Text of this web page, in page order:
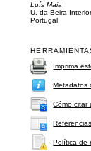
Luís Maia
U. da Beira
Portugal
Imprima
Metadatos
Cómo citar
Política de